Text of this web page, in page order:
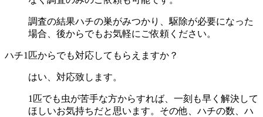
調査の結果ハチの巣がみつかり、駆除が必要になった
場合、後からでもお気軽にご依頼ください。
ハチ1匹からでも対応してもらえますか？
はい、対応致します。
1匹でも虫が苦手な方からすれば、一刻も早く解決して
ほしいお気持ちだと思います。その他、ハチの数、ハ